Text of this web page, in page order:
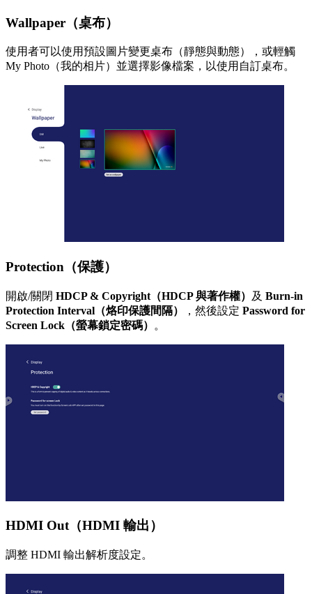
Wallpaper（桌布）
使用者可以使用預設圖片變更桌布（靜態與動態），或輕觸
My Photo（我的相片）並選擇影像檔案，以使用自訂桌布。
Protection（保護）
開啟/關閉 HDCP & Copyright（HDCP 與著作權） 及 Burn-in
Protection Interval（烙印保護間隔）
，然後設定 Password for
Screen Lock（螢幕鎖定密碼）
。
HDMI Out（HDMI 輸出）
調整 HDMI 輸出解析度設定。